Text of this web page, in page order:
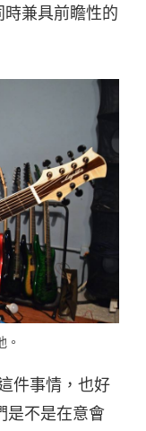
時兼具前瞻性的
。
件事情，也好
是不是在意會